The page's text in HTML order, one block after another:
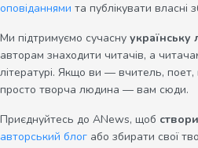
оповіданнями та публікувати власні
Ми підтримуємо сучасну українську
авторам знаходити читачів, а
літературі. Якщо ви — вчитель,
просто творча людина — вам сюди.
Приєднуйтесь до ANews, щоб
авторський блог або збирати свої